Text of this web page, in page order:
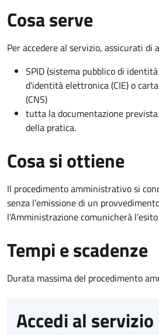
Cosa serve
Per accedere al servizio, assicurati di
SPID (sistema pubblico di
d’identità elettronica (CIE) o
(CNS)
tutta la documentazione
della pratica.
Cosa si ottiene
Il procedimento amministrativo si
senza l’emissione di un
l’Amministrazione comunicherà
Tempi e scadenze
Durata massima del procedimento
Accedi al servizio